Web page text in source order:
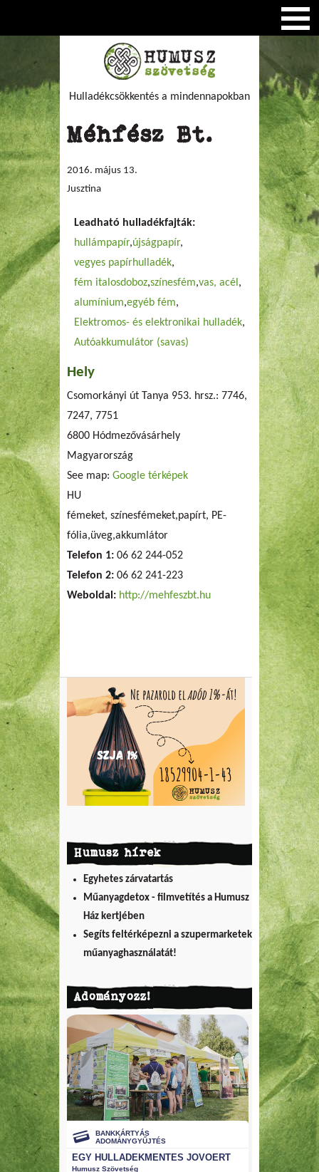
Hulladékcsökkentés a mindennapokban
Méhfész Bt.
2016. május 13.
Jusztina
Leadható hulladékfajták:
hullámpapír újságpapír
vegyes papírhulladék
fém italosdoboz színesfém vas, acél
alumínium egyéb fém
Elektromos- és elektronikai hulladék
Autóakkumulátor (savas)
Hely
Csomorkányi út Tanya 953. hrsz.: 7746,
7247, 7751
6800 Hódmezővásárhely
Magyarország
See map: Google térképek
HU
fémeket, színesfémeket,papírt, PE-
fólia,üveg,akkumlátor
Telefon 1: 06 62 244-052
Telefon 2: 06 62 241-223
Weboldal: http://mehfeszbt.hu
Humusz hírek
Egyhetes zárvatartás
Műanyagdetox - filmvetítés a Humusz
Ház kertjében
Segíts feltérképezni a szupermarketek
műanyaghasználatát!
Adományozz!